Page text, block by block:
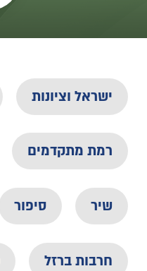
ישראל וציונות
רמת מתקדמים
שיר סיפור
חרבות ברזל